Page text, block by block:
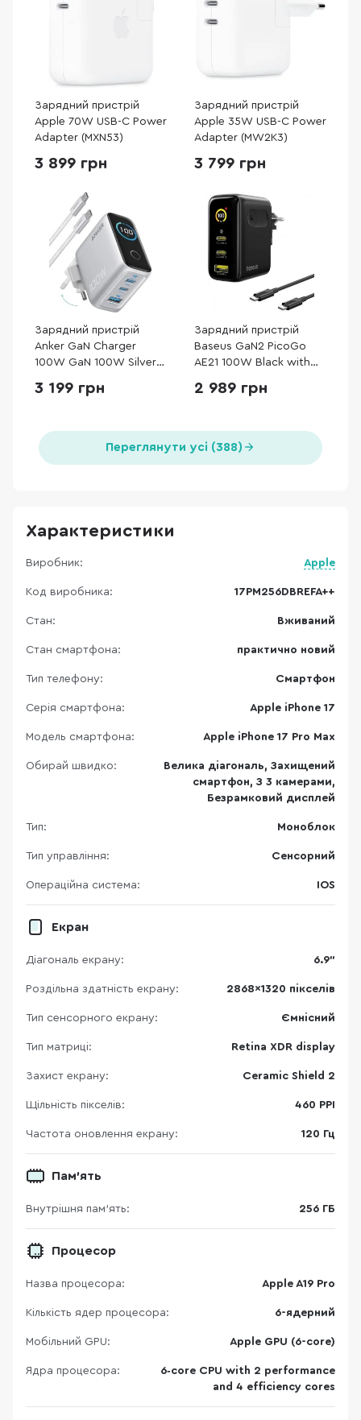
Зарядний пристрій
Apple 70W USB-C Power
Adapter (MXN53)
3 899 грн
Зарядний пристрій
Apple 35W USB-C Power
Adapter (MW2K3)
3 799 грн
Зарядний пристрій
Anker GaN Charger
100W GaN 100W Silver
(B121BG41)
3 199 грн
Зарядний пристрій
Baseus GaN2 PicoGo
AE21 100W Black with
100W (E0121B00)
2 989 грн
Переглянути усі (388)
Характеристики
Виробник: Apple
Код виробника: 17PM256DBREFA++
Стан: Вживаний
Стан смартфона: практично новий
Тип телефону: Смартфон
Серія смартфона: Apple iPhone 17
Модель смартфона: Apple iPhone 17 Pro Max
Обирай швидко:
Велика діагональ, Захищений
смартфон, З 3 камерами,
Безрамковий дисплей
Тип: Моноблок
Тип управління: Сенсорний
Операційна система: IOS
Екран
Діагональ екрану: 6.9"
Роздільна здатність екрану: 2868x1320 пікселів
Тип сенсорного екрану: Ємнісний
Тип матриці: Retina XDR display
Захист екрану: Ceramic Shield 2
Щільність пікселів: 460 PPI
Частота оновлення екрану: 120 Гц
Пам'ять
Внутрішня пам'ять: 256 ГБ
Процесор
Назва процесора: Apple A19 Pro
Кількість ядер процесора: 6-ядерний
Мобільний GPU: Apple GPU (6-core)
Ядра процесора:
6‑core CPU with 2 performance
and 4 efficiency cores